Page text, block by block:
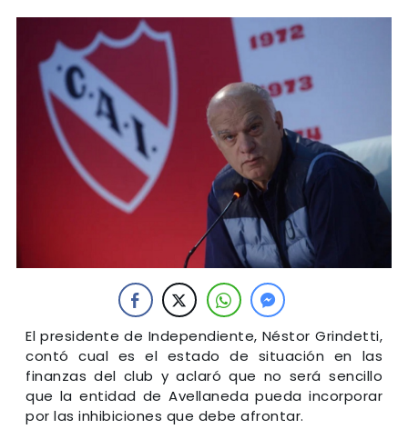
El presidente de Independiente, Néstor Grindetti,
contó cual es el estado de situación en las
finanzas del club y aclaró que no será sencillo
que la entidad de Avellaneda pueda incorporar
por las inhibiciones que debe afrontar.